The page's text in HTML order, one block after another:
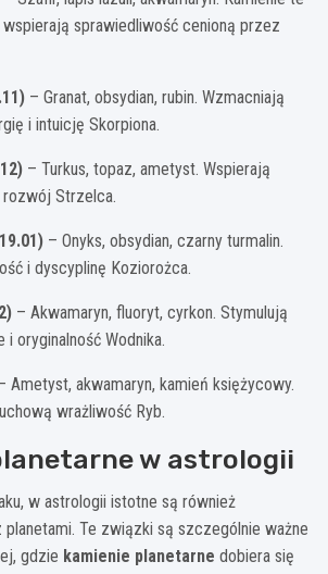
sprawiedliwość cenioną przez
– Granat, obsydian, rubin. Wzmacniają
i intuicję Skorpiona.
– Turkus, topaz, ametyst. Wspierają
Strzelca.
– Onyks, obsydian, czarny turmalin.
i dyscyplinę Koziorożca.
– Akwamaryn, fluoryt, cyrkon. Stymulują
oryginalność Wodnika.
Ametyst, akwamaryn, kamień księżycowy.
wrażliwość Ryb.
w astrologii
w astrologii istotne są również
planetami. Te związki są szczególnie ważne
gdzie kamienie planetarne dobiera się